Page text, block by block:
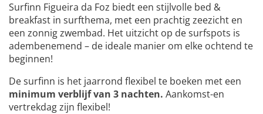
Surfinn Figueira da Foz biedt een stijlvolle bed &
breakfast in surfthema, met een prachtig zeezicht en
een zonnig zwembad. Het uitzicht op de surfspots is
adembenemend – de ideale manier om elke ochtend te
beginnen!
De surfinn is het jaarrond flexibel te boeken met een
minimum verblijf van 3 nachten. Aankomst-en
vertrekdag zijn flexibel!